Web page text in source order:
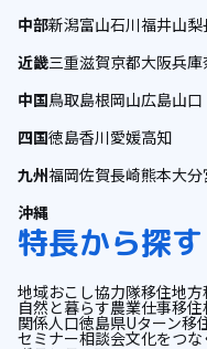
中部新潟富山石川福井山梨
近畿三重滋賀京都大阪兵庫
中国鳥取島根岡山広島山口
四国徳島香川愛媛高知
九州福岡佐賀長崎熊本大分
沖縄
特長から探す
地域おこし協力隊移住地方
自然と暮らす農業仕事移住
関係人口徳島県Uターン移
セミナー相談会文化をつな